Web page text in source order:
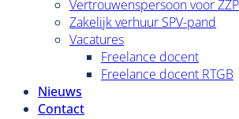
Vertrouwenspersoon voor
Zakelijk verhuur SPV-pand
Vacatures
Freelance docent
Freelance docent RTGB
Nieuws
Contact